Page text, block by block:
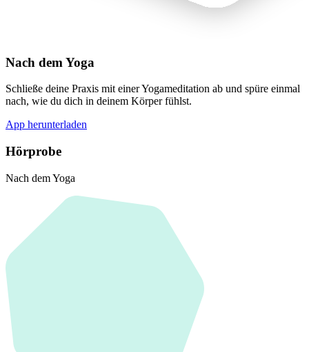
Nach dem Yoga
Schließe deine Praxis mit einer Yogameditation ab und spüre einmal
nach, wie du dich in deinem Körper fühlst.
App herunterladen
Hörprobe
Nach dem Yoga